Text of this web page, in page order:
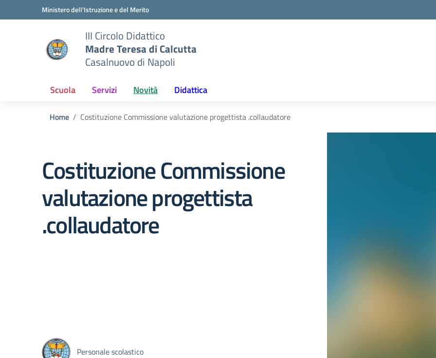
Vai ai contenuti
Vai al menu di navigazioneMinistero dell'Istruzione e del Merito
III Circolo Didattico
Madre Teresa di Calcutta
Casalnuovo di Napoli
Scuola Servizi Novità Didattica
Home Costituzione Commissione valutazione progettista .collaudatore
Costituzione Commissione
valutazione progettista
.collaudatore
Personale scolastico